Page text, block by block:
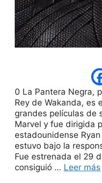
0 La Pantera Negra,
Rey de Wakanda, es
grandes películas de
Marvel y fue dirigida
estadounidense
estuvo bajo la
Fue estrenada el 29
consiguió … Leer más